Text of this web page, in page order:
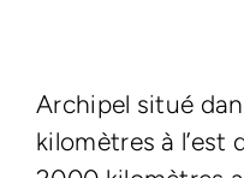
Archipel situé
kilomètres à l’est